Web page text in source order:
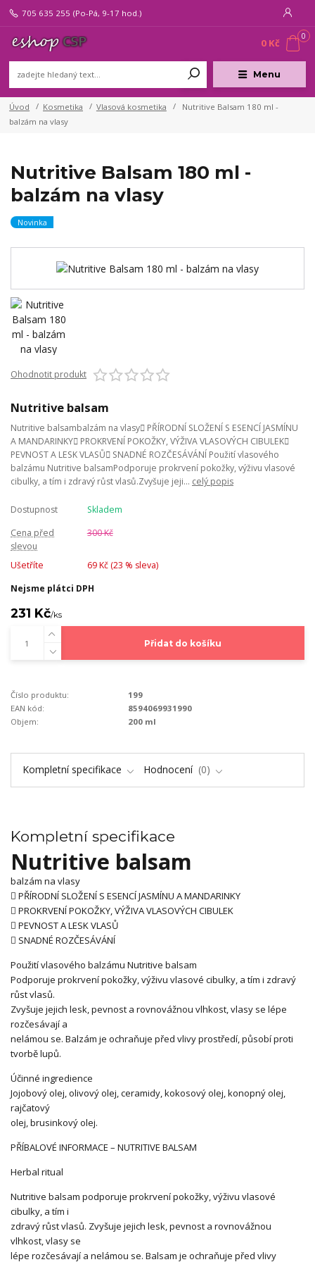
Menu
705 635 255 (Po-Pá, 9-17 hod.)
0
0 Kč
Úvod Kosmetika Vlasová kosmetika
Nutritive Balsam 180 ml -
balzám na vlasy
Nutritive Balsam 180 ml -
balzám na vlasy
Novinka
Ohodnotit produkt
Nutritive balsam
Nutritive balsambalzám na vlasy PŘÍRODNÍ SLOŽENÍ S ESENCÍ JASMÍNU
A MANDARINKY PROKRVENÍ POKOŽKY, VÝŽIVA VLASOVÝCH CIBULEK
PEVNOST A LESK VLASŮ SNADNÉ ROZČESÁVÁNÍ Použití vlasového
balzámu Nutritive balsamPodporuje prokrvení pokožky, výživu vlasové
cibulky, a tím i zdravý růst vlasů.Zvyšuje jeji... celý popis
Dostupnost
Skladem
Cena před
slevou
300 Kč
Ušetříte 69 Kč (23 % sleva)
Nejsme plátci DPH
231 Kč/ks
Přidat do košíku
Číslo produktu:
199
EAN kód:
8594069931990
Objem:
200 ml
Kompletní specifikace Hodnocení 0
Kompletní specifikace
Nutritive balsam
balzám na vlasy
 PŘÍRODNÍ SLOŽENÍ S ESENCÍ JASMÍNU A MANDARINKY
 PROKRVENÍ POKOŽKY, VÝŽIVA VLASOVÝCH CIBULEK
 PEVNOST A LESK VLASŮ
 SNADNÉ ROZČESÁVÁNÍ
Použití vlasového balzámu Nutritive balsam
Podporuje prokrvení pokožky, výživu vlasové cibulky, a tím i zdravý
růst vlasů.
Zvyšuje jejich lesk, pevnost a rovnovážnou vlhkost, vlasy se lépe
rozčesávají a
nelámou se. Balzám je ochraňuje před vlivy prostředí, působí proti
tvorbě lupů.
Účinné ingredience
Jojobový olej, olivový olej, ceramidy, kokosový olej, konopný olej,
rajčatový
olej, brusinkový olej.
PŘÍBALOVÉ INFORMACE – NUTRITIVE BALSAM
Herbal ritual
Nutritive balsam podporuje prokrvení pokožky, výživu vlasové
cibulky, a tím i
zdravý růst vlasů. Zvyšuje jejich lesk, pevnost a rovnovážnou
vlhkost, vlasy se
lépe rozčesávají a nelámou se. Balsam je ochraňuje před vlivy